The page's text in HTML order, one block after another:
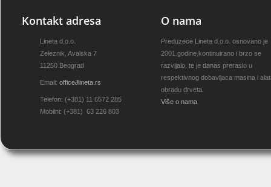
Kontakt adresa
Lineta d.o.o.
Zeleznik, Avalska 7
11250 Beograd
Email: office∂lineta.rs
Telefon: (+381) 11 6572 285
Mobilni: (+381) 63 226 803
O nama
Preduzece Lineta d.o.o. osnovano je
2001.godine,kontinuirano i brzo se
razvijalo, te je danas preraslo u
respektivnog dobavljaca masina i
obradu drveta.
Više o nama